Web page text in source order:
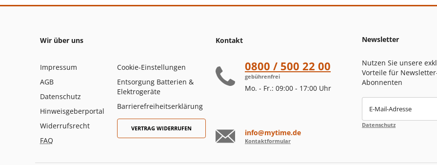
Wir über uns
Impressum
AGB
Datenschutz
Hinweisgeberportal
Widerrufsrecht
FAQ
Cookie-Einstellungen
Entsorgung Batterien &
Elektrogeräte
Barrierefreiheitserklärung
VERTRAG WIDERRUFEN
Kontakt
0800 / 500 22 00
gebührenfrei
Mo. - Fr.: 09:00 - 17:00 Uhr
info@mytime.de
Kontaktformular
Newsletter
Nutzen Sie unsere
Vorteile für
Abonnenten
E-Mail-Adresse
Datenschutz